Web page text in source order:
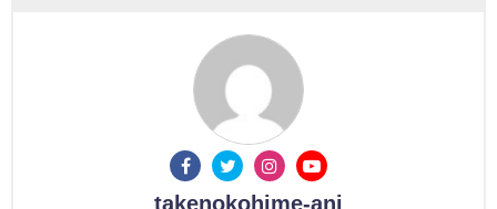
takenokohime-ani